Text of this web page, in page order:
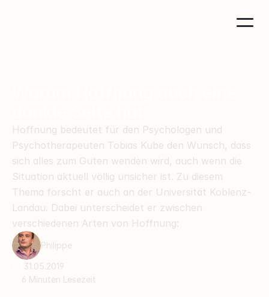
Hoffnung bedeutet für den Psychologen und
Psychotherapeuten Tobias Kube den Wunsch, dass
sich alles zum Guten wenden wird, auch wenn die
Situation aktuell völlig unsicher ist. Zu diesem
Thema forscht er auch an der Universität Koblenz-
Landau. Dabei unterscheidet er zwischen
verschiedenen Arten von Hoffnung:
Philippe
31.05.2019
6 Minuten Lesezeit